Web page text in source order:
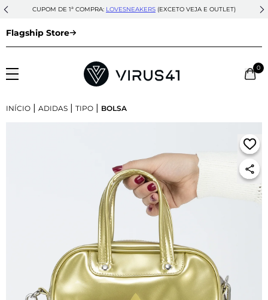
CUPOM DE 1ª COMPRA: LOVESNEAKERS (EXCETO VEJA E OUTLET)
Flagship Store
0
INÍCIO | ADIDAS | TIPO | BOLSA